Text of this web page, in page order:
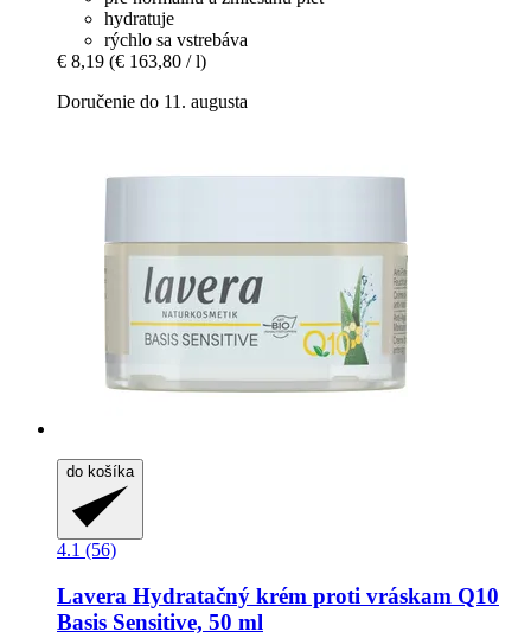
hydratuje
rýchlo sa vstrebáva
€ 8,19 (€ 163,80 / l)
Doručenie do 11. augusta
do košíka
4.1 (56)
Lavera Hydratačný krém proti vráskam Q10
Basis Sensitive, 50 ml